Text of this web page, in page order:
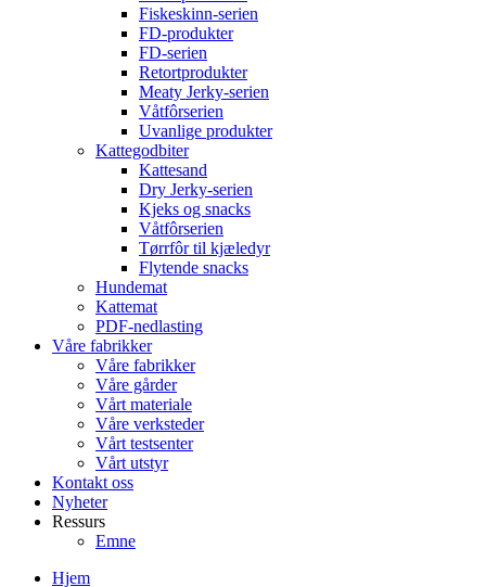
Fiskeskinn-serien
FD-produkter
FD-serien
Retortprodukter
Meaty Jerky-serien
Våtfôrserien
Uvanlige produkter
Kattegodbiter
Kattesand
Dry Jerky-serien
Kjeks og snacks
Våtfôrserien
Tørrfôr til kjæledyr
Flytende snacks
Hundemat
Kattemat
PDF-nedlasting
Våre fabrikker
Våre fabrikker
Våre gårder
Vårt materiale
Våre verksteder
Vårt testsenter
Vårt utstyr
Kontakt oss
Nyheter
Ressurs
Emne
Hjem